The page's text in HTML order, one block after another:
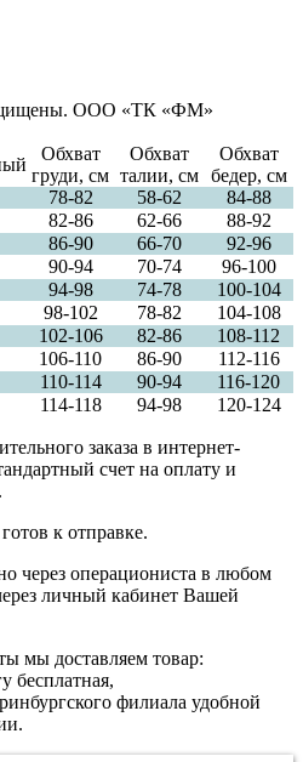
ООО «ТК «ФМ»
Обхват
груди, см
Обхват
талии, см
Обхват
бедер, см
78-82 58-62
84-88
82-86 62-66
88-92
86-90 66-70
92-96
90-94 70-74
96-100
94-98 74-78
100-104
98-102 78-82
104-108
102-106 82-86
108-112
106-110 86-90
112-116
110-114 90-94
116-120
114-118 94-98 120-124
заказа в интернет-
счет на оплату и
к отправке.
операциониста в любом
личный кабинет Вашей
мы доставляем товар:
бесплатная,
филиала удобной